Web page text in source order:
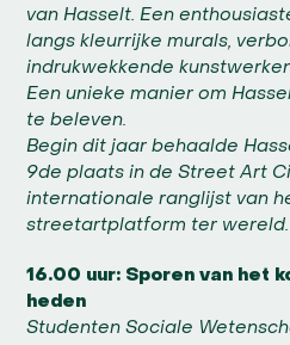
van Hasselt. Een
langs kleurrijke murals,
indrukwekkende
Een unieke manier om
te beleven.
Begin dit jaar behaalde
9de plaats in de Street Art
internationale ranglijst van
streetartplatform ter
16.00 uur: Sporen van het
heden
Studenten Sociale